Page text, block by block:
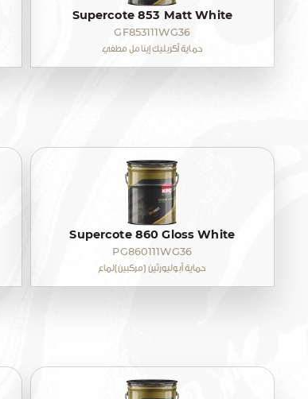
Supercote 853 Matt White
GF853111WG36
حماية أكريليك إينامل مطفي
Supercote 860 Gloss White
PG860111WG36
حماية أبوليورثين (مركبين)لماع